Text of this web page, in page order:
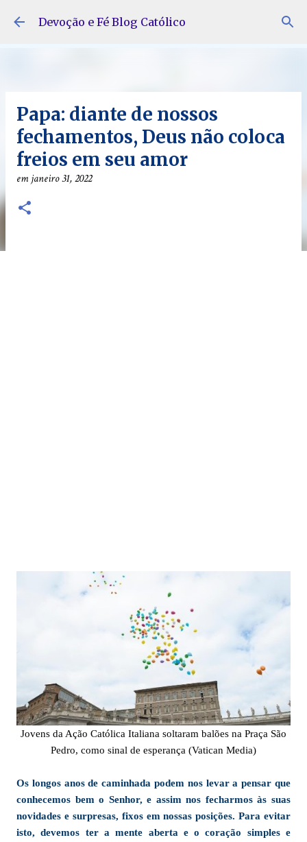
Pular para o conteúdo principal
Devoção e Fé Blog Católico
Papa: diante de nossos
fechamentos, Deus não coloca
freios em seu amor
emjaneiro 31, 2022
Jovens da Ação Católica Italiana soltaram balões na Praça São
Pedro, como sinal de esperança (Vatican Media)
Os longos anos de caminhada podem nos levar a pensar que
conhecemos bem o Senhor, e assim nos fecharmos às suas
novidades e surpresas, fixos em nossas posições. Para evitar
isto, devemos ter a mente aberta e o coração simples e